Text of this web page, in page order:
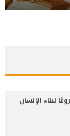
لبناء الإنسان